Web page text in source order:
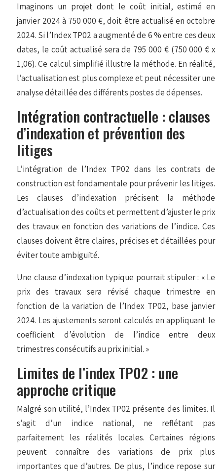
Imaginons un projet dont le coût initial, estimé en
janvier 2024 à 750 000 €, doit être actualisé en octobre
2024. Si l’Index TP02 a augmenté de 6 % entre ces deux
dates, le coût actualisé sera de 795 000 € (750 000 € x
1,06). Ce calcul simplifié illustre la méthode. En réalité,
l’actualisation est plus complexe et peut nécessiter une
analyse détaillée des différents postes de dépenses.
Intégration contractuelle : clauses
d’indexation et prévention des
litiges
L’intégration de l’Index TP02 dans les contrats de
construction est fondamentale pour prévenir les litiges.
Les clauses d’indexation précisent la méthode
d’actualisation des coûts et permettent d’ajuster le prix
des travaux en fonction des variations de l’indice. Ces
clauses doivent être claires, précises et détaillées pour
éviter toute ambiguïté.
Une clause d’indexation typique pourrait stipuler : « Le
prix des travaux sera révisé chaque trimestre en
fonction de la variation de l’Index TP02, base janvier
2024. Les ajustements seront calculés en appliquant le
coefficient d’évolution de l’indice entre deux
trimestres consécutifs au prix initial. »
Limites de l’index TP02 : une
approche critique
Malgré son utilité, l’Index TP02 présente des limites. Il
s’agit d’un indice national, ne reflétant pas
parfaitement les réalités locales. Certaines régions
peuvent connaître des variations de prix plus
importantes que d’autres. De plus, l’indice repose sur